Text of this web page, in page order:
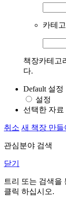
카테고
책장카테고
다.
Default 설정
설정
선택한 자료
취소 새 책장 만들
관심분야 검색
닫기
트리 또는 검색을
클릭 하십시오.